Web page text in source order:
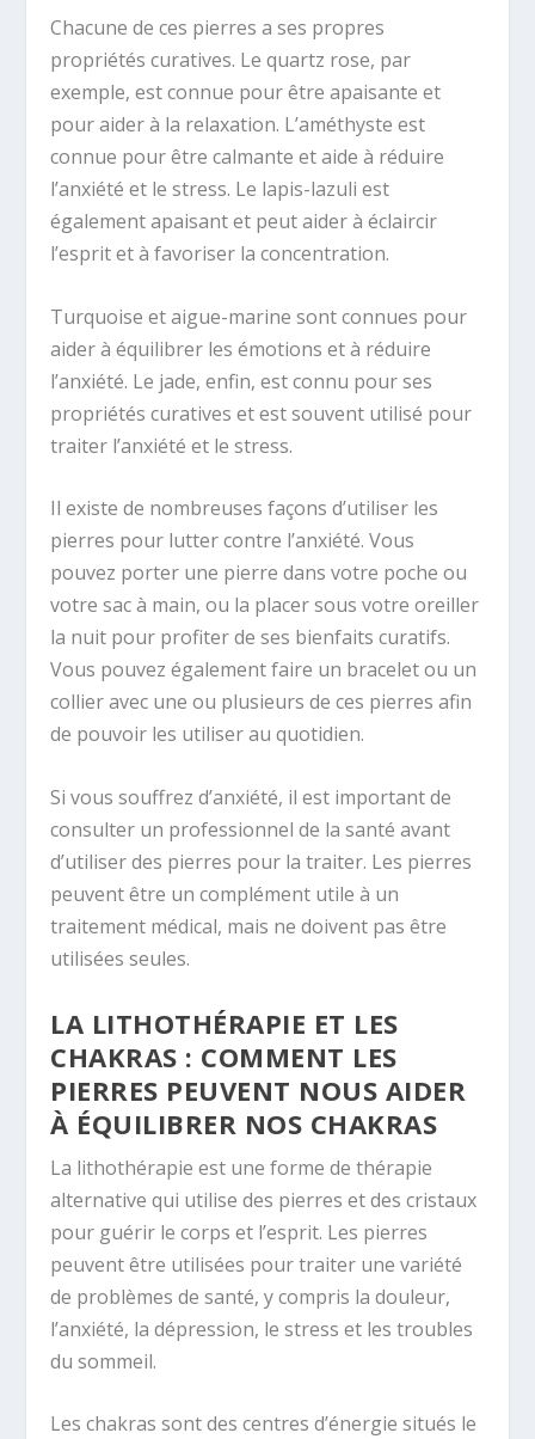
Chacune de ces pierres a ses propres
propriétés curatives. Le quartz rose, par
exemple, est connue pour être apaisante et
pour aider à la relaxation. L’améthyste est
connue pour être calmante et aide à réduire
l’anxiété et le stress. Le lapis-lazuli est
également apaisant et peut aider à éclaircir
l’esprit et à favoriser la concentration.
Turquoise et aigue-marine sont connues pour
aider à équilibrer les émotions et à réduire
l’anxiété. Le jade, enfin, est connu pour ses
propriétés curatives et est souvent utilisé pour
traiter l’anxiété et le stress.
Il existe de nombreuses façons d’utiliser les
pierres pour lutter contre l’anxiété. Vous
pouvez porter une pierre dans votre poche ou
votre sac à main, ou la placer sous votre oreiller
la nuit pour profiter de ses bienfaits curatifs.
Vous pouvez également faire un bracelet ou un
collier avec une ou plusieurs de ces pierres afin
de pouvoir les utiliser au quotidien.
Si vous souffrez d’anxiété, il est important de
consulter un professionnel de la santé avant
d’utiliser des pierres pour la traiter. Les pierres
peuvent être un complément utile à un
traitement médical, mais ne doivent pas être
utilisées seules.
LA LITHOTHÉRAPIE ET LES
CHAKRAS : COMMENT LES
PIERRES PEUVENT NOUS AIDER
À ÉQUILIBRER NOS CHAKRAS
La lithothérapie est une forme de thérapie
alternative qui utilise des pierres et des cristaux
pour guérir le corps et l’esprit. Les pierres
peuvent être utilisées pour traiter une variété
de problèmes de santé, y compris la douleur,
l’anxiété, la dépression, le stress et les troubles
du sommeil.
Les chakras sont des centres d’énergie situés le